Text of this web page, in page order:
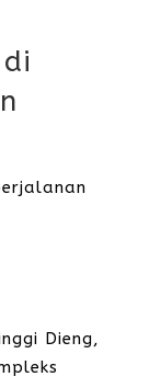
Dieng,